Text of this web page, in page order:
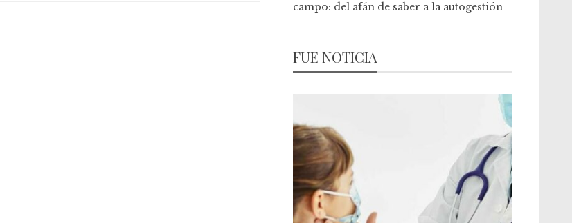
campo: del afán de saber a la autogestión
FUE NOTICIA